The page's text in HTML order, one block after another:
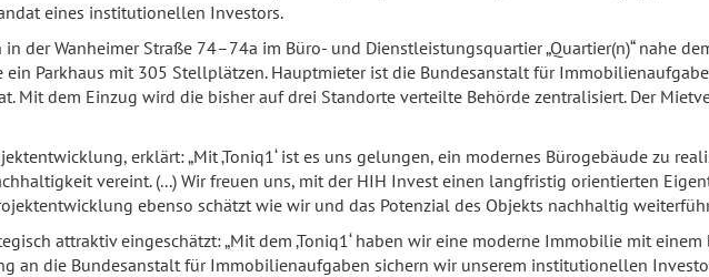
eines institutionellen Investors.
der Wanheimer Straße 74–74a im Büro- und Dienstleistungsquartier „Quartier(n)“ nahe
Parkhaus mit 305 Stellplätzen. Hauptmieter ist die Bundesanstalt für
Mit dem Einzug wird die bisher auf drei Standorte verteilte Behörde zentralisiert. Der
erklärt: „Mit ‚Toniq1‘ ist es uns gelungen, ein modernes Bürogebäude zu
vereint. (...) Wir freuen uns, mit der HIH Invest einen langfristig orientierten
ebenso schätzt wie wir und das Potenzial des Objekts nachhaltig
attraktiv eingeschätzt: „Mit dem ‚Toniq1‘ haben wir eine moderne Immobilie mit
an die Bundesanstalt für Immobilienaufgaben sichern wir unserem institutionellen